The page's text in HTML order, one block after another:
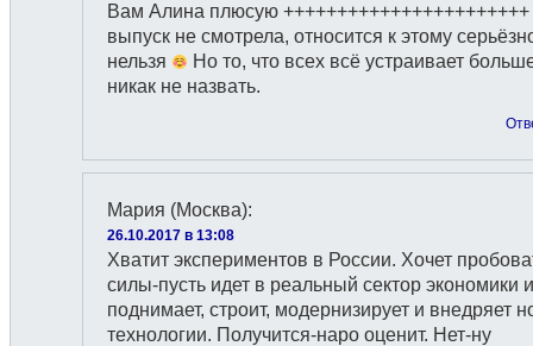
Вам Алина плюсую +++++++++++++++++++++++
выпуск не смотрела, относится к этому
нельзя
Но то, что всех всё устраивает
никак не назвать.
Мария (Москва):
26.10.2017 в 13:08
Хватит экспериментов в России. Хочет
силы-пусть идет в реальный сектор экономики и
поднимает, строит, модернизирует и внедряет
технологии. Получится-наро оценит. Нет-ну